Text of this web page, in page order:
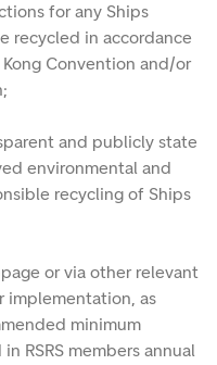
for any Ships
recycled in accordance
Convention and/or
and publicly state
environmental and
recycling of Ships
or via other relevant
implementation, as
minimum
RSRS members annual